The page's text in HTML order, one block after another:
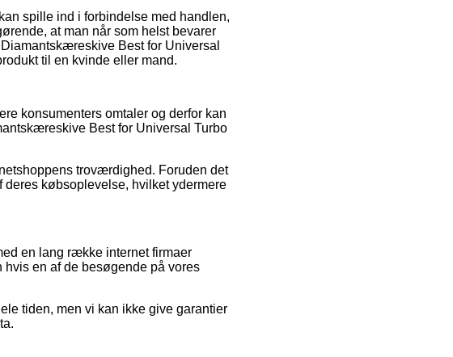
spille ind i forbindelse med handlen,
at man når som helst bevarer
Best for Universal
til en kvinde eller mand.
konsumenters omtaler og derfor kan
Best for Universal Turbo
troværdighed. Foruden det
købsoplevelse, hvilket ydermere
en lang række internet firmaer
en af de besøgende på vores
tiden, men vi kan ikke give garantier